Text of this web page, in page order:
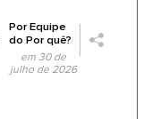
PorEquipe
do Por quê?
em 30 de
julho de 2026